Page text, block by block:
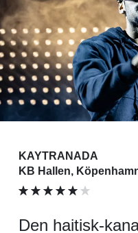
KAYTRANADA
KB Hallen,
Den haitisk-